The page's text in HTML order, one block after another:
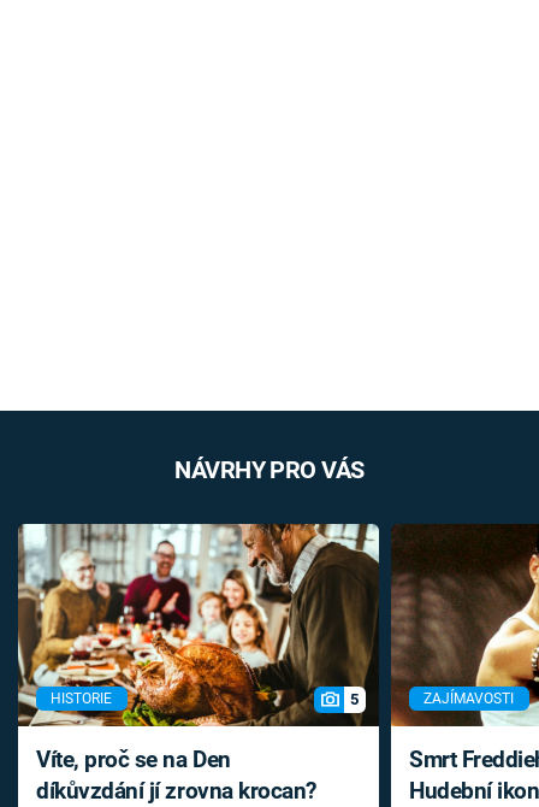
NÁVRHY PRO VÁS
HISTORIE 5
Víte, proč se na Den
díkůvzdání jí zrovna krocan?
ZAJÍMAVOSTI
Smrt
Hudební